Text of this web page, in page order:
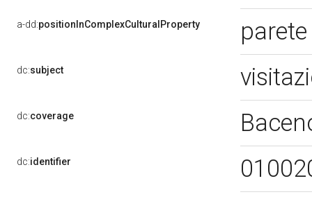
a-dd:positionInComplexCulturalProperty
dc:subject
dc:coverage
dc:identifier